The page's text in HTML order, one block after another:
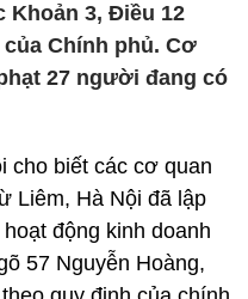
Khoản 3, Điều 12
của Chính phủ. Cơ
27 người đang có
cho biết các cơ quan
Liêm, Hà Nội đã lập
động kinh doanh
57 Nguyễn Hoàng,